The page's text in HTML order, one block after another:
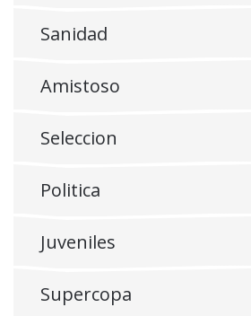
Sanidad
Amistoso
Seleccion
Politica
Juveniles
Supercopa